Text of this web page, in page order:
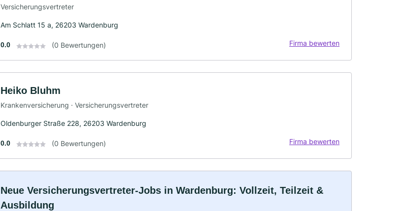
Versicherungsvertreter
Am Schlatt 15 a, 26203 Wardenburg
0.0 (0 Bewertungen) Firma bewerten
Heiko Bluhm
Krankenversicherung · Versicherungsvertreter
Oldenburger Straße 228, 26203 Wardenburg
0.0 (0 Bewertungen) Firma bewerten
Neue Versicherungsvertreter-Jobs in Wardenburg: Vollzeit, Teilzeit &
Ausbildung